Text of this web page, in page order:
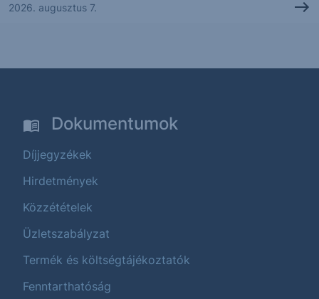
2026. augusztus 7.
Dokumentumok
Díjjegyzékek
Hirdetmények
Közzétételek
Üzletszabályzat
Termék és költségtájékoztatók
Fenntarthatóság